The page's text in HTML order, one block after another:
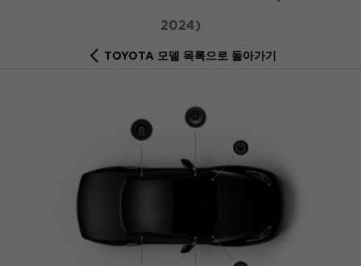
2024)
TOYOTA 모델 목록으로 돌아가기